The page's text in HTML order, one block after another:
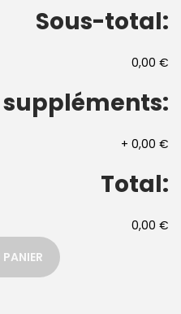
Sous-total:
0,00 €
+ 0,00 €
Total:
0,00 €